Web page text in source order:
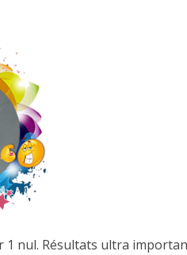
nul. Résultats ultra